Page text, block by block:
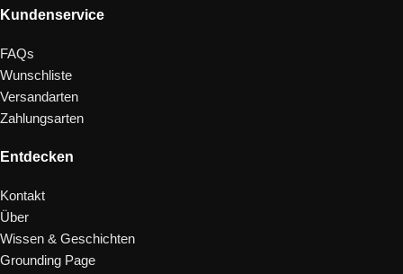
Kundenservice
FAQs
Wunschliste
Versandarten
Zahlungsarten
Entdecken
Kontakt
Über
Wissen & Geschichten
Grounding Page